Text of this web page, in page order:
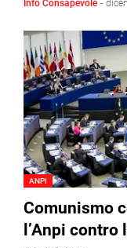
Info Consapevole -
ANPI
Comunismo
l’Anpi